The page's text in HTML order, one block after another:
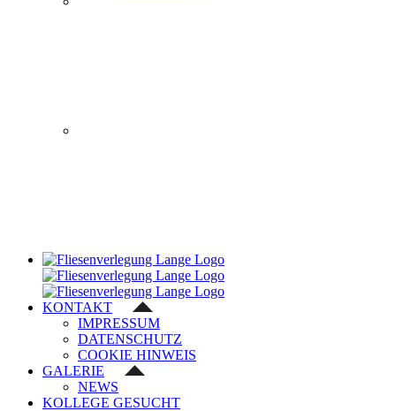
KONTAKT
IMPRESSUM
DATENSCHUTZ
COOKIE HINWEIS
GALERIE
NEWS
KOLLEGE GESUCHT